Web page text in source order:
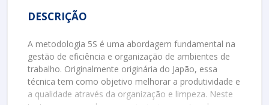
DESCRIÇÃO
A metodologia 5S é uma abordagem fundamental na
gestão de eficiência e organização de ambientes de
trabalho. Originalmente originária do Japão, essa
técnica tem como objetivo melhorar a produtividade e
a qualidade através da organização e limpeza. Neste